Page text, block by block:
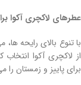
عطرهای لاکچری آکوا
با تنوع بالای رایحه‌
از لاکچری آکوا
برای پاییز و زمستان را